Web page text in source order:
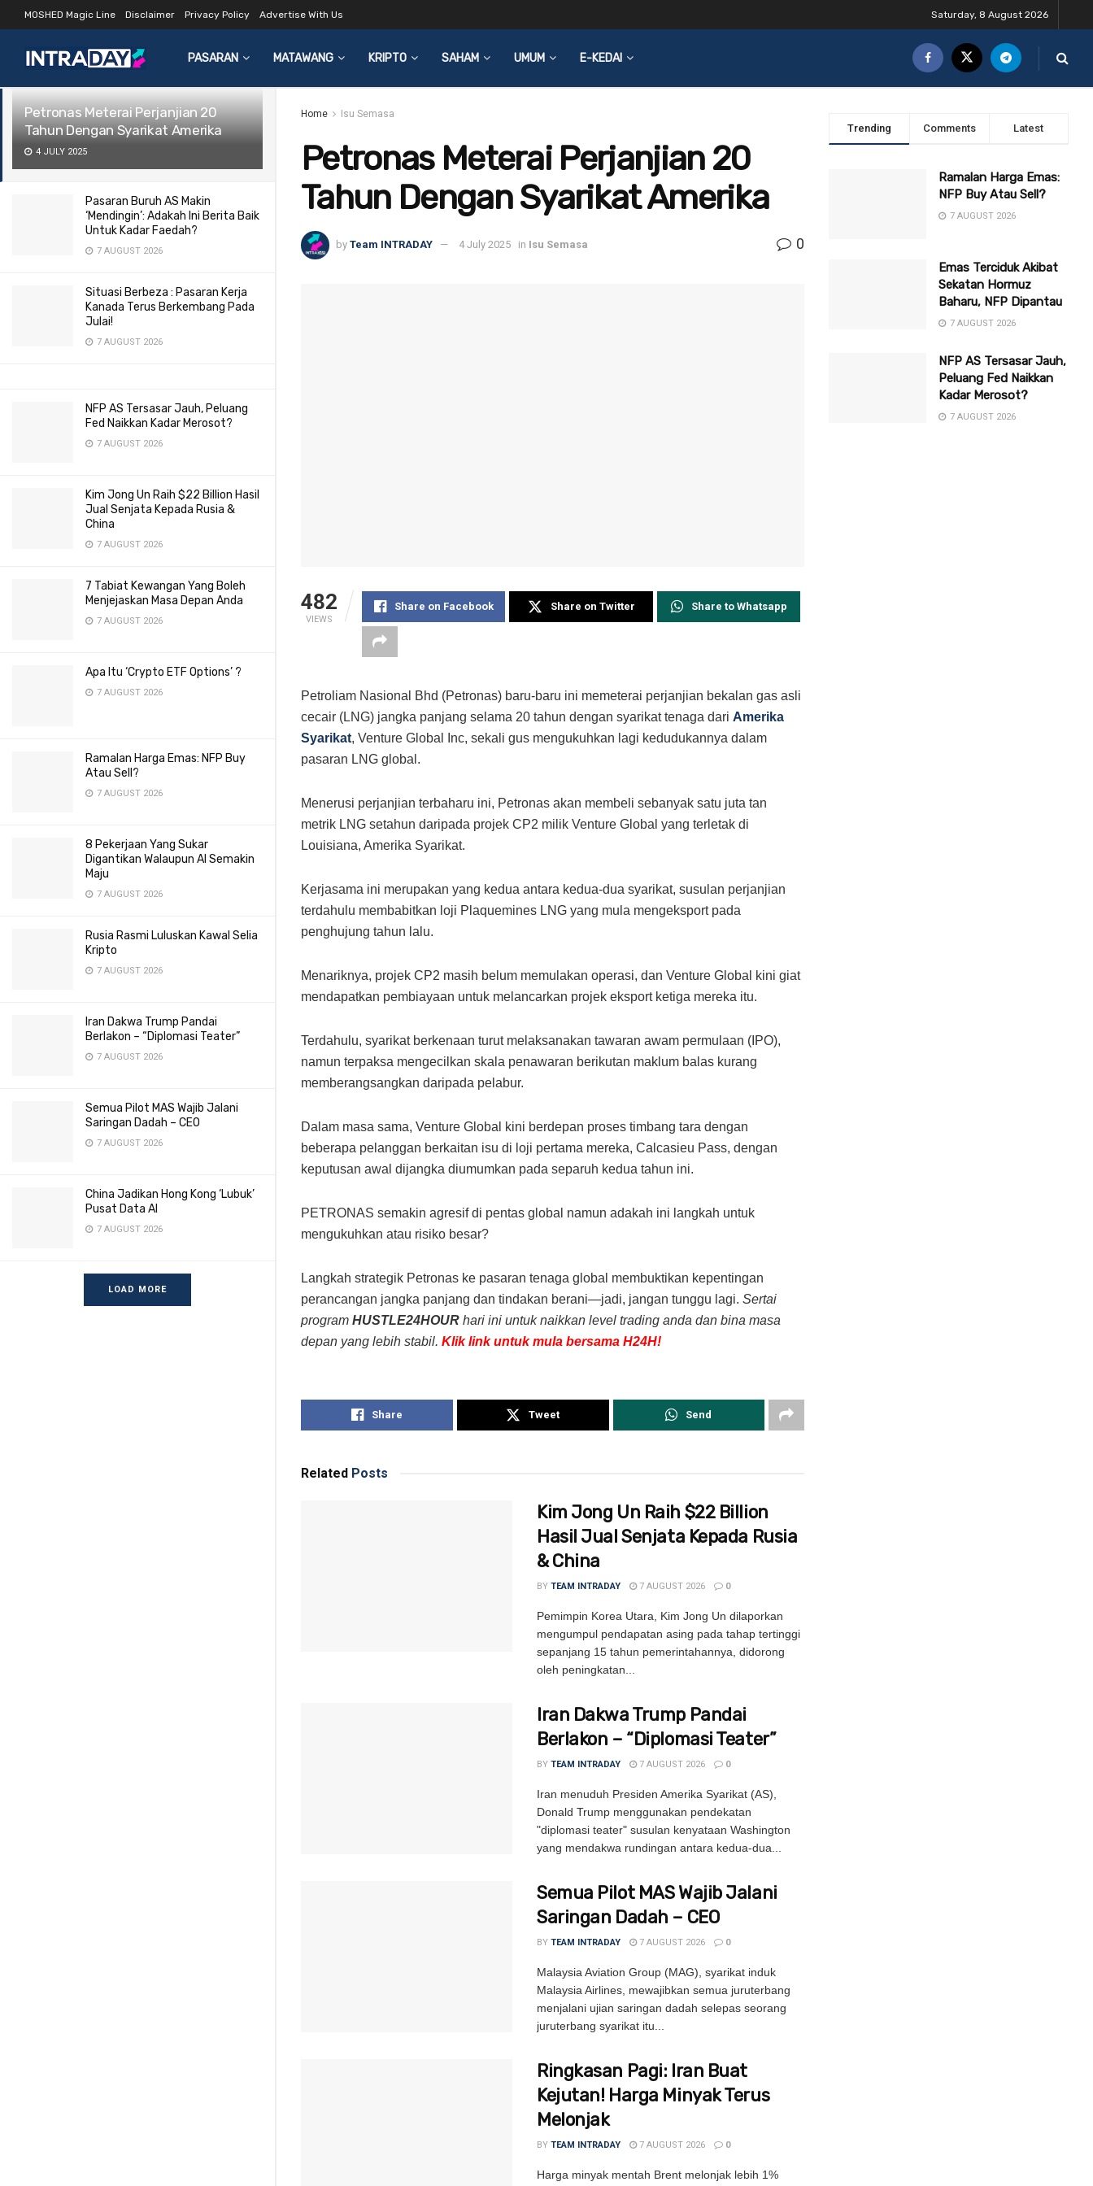
LATEST TRENDING Filter
Petronas Meterai Perjanjian 20
Tahun Dengan Syarikat Amerika
4 JULY 2025
Pasaran Buruh AS Makin
‘Mendingin’: Adakah Ini Berita Baik
Untuk Kadar Faedah?
7 AUGUST 2026
Situasi Berbeza : Pasaran Kerja
Kanada Terus Berkembang Pada
Julai!
7 AUGUST 2026
NFP AS Tersasar Jauh, Peluang
Fed Naikkan Kadar Merosot?
7 AUGUST 2026
Kim Jong Un Raih $22 Billion Hasil
Jual Senjata Kepada Rusia &
China
7 AUGUST 2026
7 Tabiat Kewangan Yang Boleh
Menjejaskan Masa Depan Anda
7 AUGUST 2026
Apa Itu ‘Crypto ETF Options’ ?
7 AUGUST 2026
Ramalan Harga Emas: NFP Buy
Atau Sell?
7 AUGUST 2026
8 Pekerjaan Yang Sukar
Digantikan Walaupun AI Semakin
Maju
7 AUGUST 2026
Rusia Rasmi Luluskan Kawal Selia
Kripto
7 AUGUST 2026
Iran Dakwa Trump Pandai
Berlakon – “Diplomasi Teater”
7 AUGUST 2026
Semua Pilot MAS Wajib Jalani
Saringan Dadah – CEO
7 AUGUST 2026
China Jadikan Hong Kong ‘Lubuk’
Pusat Data AI
7 AUGUST 2026
LOAD MORE
MOSHED Magic Line Disclaimer Privacy Policy Advertise With Us Saturday, 8 August 2026
PASARAN MATAWANG KRIPTO SAHAM UMUM E-KEDAI
Home Isu Semasa
Petronas Meterai Perjanjian 20
Tahun Dengan Syarikat Amerika
by Team INTRADAY 4 July 2025 in Isu Semasa 0
482
VIEWS
Share on Facebook Share on Twitter Share to Whatsapp
Petroliam Nasional Bhd (Petronas) baru-baru ini memeterai perjanjian bekalan gas asli
cecair (LNG) jangka panjang selama 20 tahun dengan syarikat tenaga dari Amerika
Syarikat, Venture Global Inc, sekali gus mengukuhkan lagi kedudukannya dalam
pasaran LNG global.
Menerusi perjanjian terbaharu ini, Petronas akan membeli sebanyak satu juta tan
metrik LNG setahun daripada projek CP2 milik Venture Global yang terletak di
Louisiana, Amerika Syarikat.
Kerjasama ini merupakan yang kedua antara kedua-dua syarikat, susulan perjanjian
terdahulu membabitkan loji Plaquemines LNG yang mula mengeksport pada
penghujung tahun lalu.
Menariknya, projek CP2 masih belum memulakan operasi, dan Venture Global kini giat
mendapatkan pembiayaan untuk melancarkan projek eksport ketiga mereka itu.
Terdahulu, syarikat berkenaan turut melaksanakan tawaran awam permulaan (IPO),
namun terpaksa mengecilkan skala penawaran berikutan maklum balas kurang
memberangsangkan daripada pelabur.
Dalam masa sama, Venture Global kini berdepan proses timbang tara dengan
beberapa pelanggan berkaitan isu di loji pertama mereka, Calcasieu Pass, dengan
keputusan awal dijangka diumumkan pada separuh kedua tahun ini.
PETRONAS semakin agresif di pentas global namun adakah ini langkah untuk
mengukuhkan atau risiko besar?
Langkah strategik Petronas ke pasaran tenaga global membuktikan kepentingan
perancangan jangka panjang dan tindakan berani—jadi, jangan tunggu lagi. Sertai
program HUSTLE24HOUR hari ini untuk naikkan level trading anda dan bina masa
depan yang lebih stabil. Klik link untuk mula bersama H24H!
Share Tweet Send
Related Posts
Kim Jong Un Raih $22 Billion
Hasil Jual Senjata Kepada Rusia
& China
BY TEAM INTRADAY 7 AUGUST 2026 0
Pemimpin Korea Utara, Kim Jong Un dilaporkan
mengumpul pendapatan asing pada tahap tertinggi
sepanjang 15 tahun pemerintahannya, didorong
oleh peningkatan...
Iran Dakwa Trump Pandai
Berlakon – “Diplomasi Teater”
BY TEAM INTRADAY 7 AUGUST 2026 0
Iran menuduh Presiden Amerika Syarikat (AS),
Donald Trump menggunakan pendekatan
"diplomasi teater" susulan kenyataan Washington
yang mendakwa rundingan antara kedua-dua...
Semua Pilot MAS Wajib Jalani
Saringan Dadah – CEO
BY TEAM INTRADAY 7 AUGUST 2026 0
Malaysia Aviation Group (MAG), syarikat induk
Malaysia Airlines, mewajibkan semua juruterbang
menjalani ujian saringan dadah selepas seorang
juruterbang syarikat itu...
Ringkasan Pagi: Iran Buat
Kejutan! Harga Minyak Terus
Melonjak
BY TEAM INTRADAY 7 AUGUST 2026 0
Harga minyak mentah Brent melonjak lebih 1%
Trending Comments Latest
Ramalan Harga Emas:
NFP Buy Atau Sell?
7 AUGUST 2026
Emas Terciduk Akibat
Sekatan Hormuz
Baharu, NFP Dipantau
7 AUGUST 2026
NFP AS Tersasar Jauh,
Peluang Fed Naikkan
Kadar Merosot?
7 AUGUST 2026